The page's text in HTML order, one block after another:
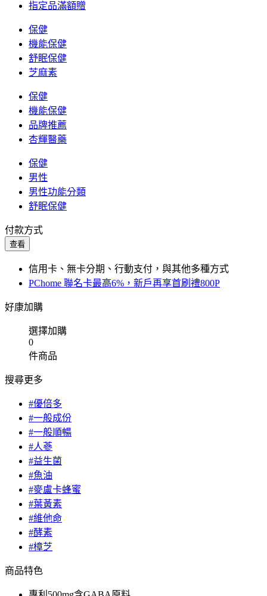
指定品滿額贈
保健
機能保健
舒眠保健
芝麻素
保健
機能保健
品牌推薦
杏輝醫藥
保健
男性
男性功能分類
舒眠保健
付款方式
查看
信用卡、無卡分期、行動支付，與其他多種方式
PChome 聯名卡最高6%，新戶再享首刷禮800P
好康加購
選擇加購
0
件商品
搜尋更多
#優倍多
#一般成份
#一般順暢
#人蔘
#益生菌
#魚油
#麥盧卡蜂蜜
#葉黃素
#維他命
#酵素
#樟芝
商品特色